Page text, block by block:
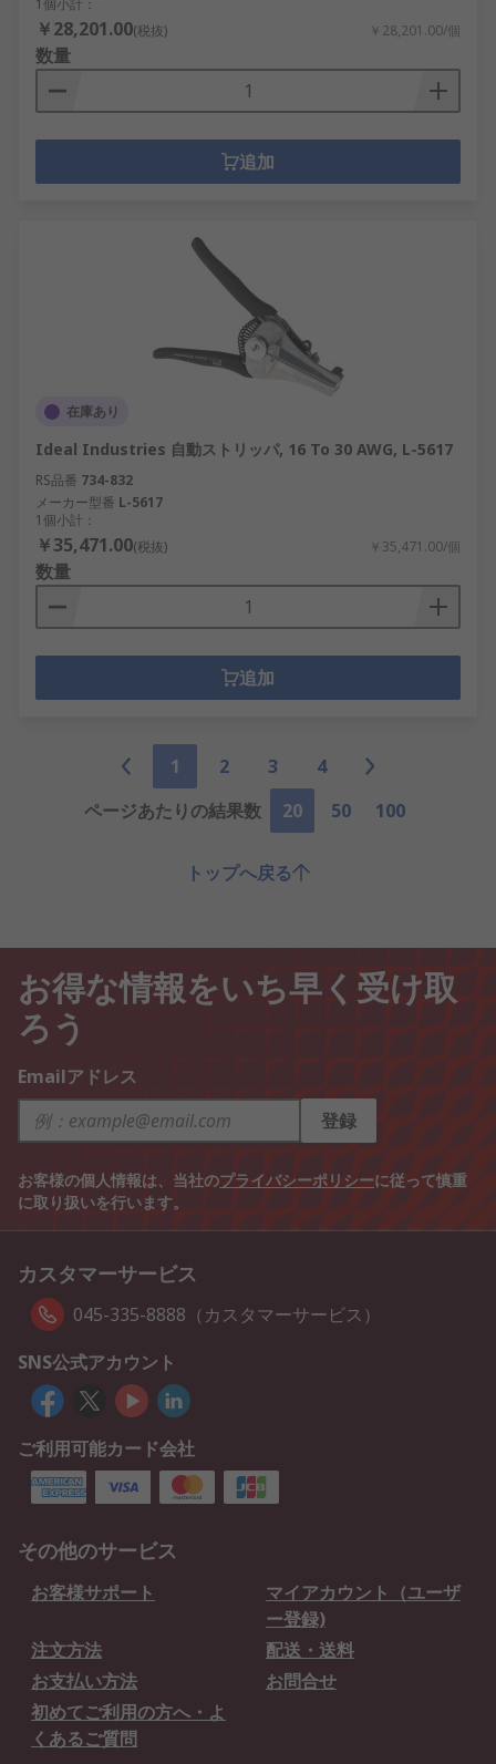
1個小計：
￥28,201.00(税抜) ￥28,201.00/個
数量
追加
在庫あり
Ideal Industries 自動ストリッパ, 16 To 30 AWG, L-5617
RS品番 734-832
メーカー型番 L-5617
1個小計：
￥35,471.00(税抜) ￥35,471.00/個
数量
追加
1 2 3
4
ページあたりの結果数
20 50 100
トップへ戻る
お得な情報をいち早く受け取
ろう
Emailアドレス
登録
お客様の個人情報は、当社のプライバシーポリシーに従って慎重
に取り扱いを行います。
カスタマーサービス
045-335-8888（カスタマーサービス）
SNS公式アカウント
ご利用可能カード会社
その他のサービス
お客様サポート
マイアカウント（ユーザ
ー登録)
注文方法
配送・送料
お支払い方法
お問合せ
初めてご利用の方へ・よ
くあるご質問